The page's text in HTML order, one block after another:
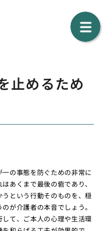
止めるため
の事態を防ぐための非常に
あくまで最後の砦であり、
という行動そのものを、穏
が介護者の本音でしょう。
て、ご本人の心理や生活環